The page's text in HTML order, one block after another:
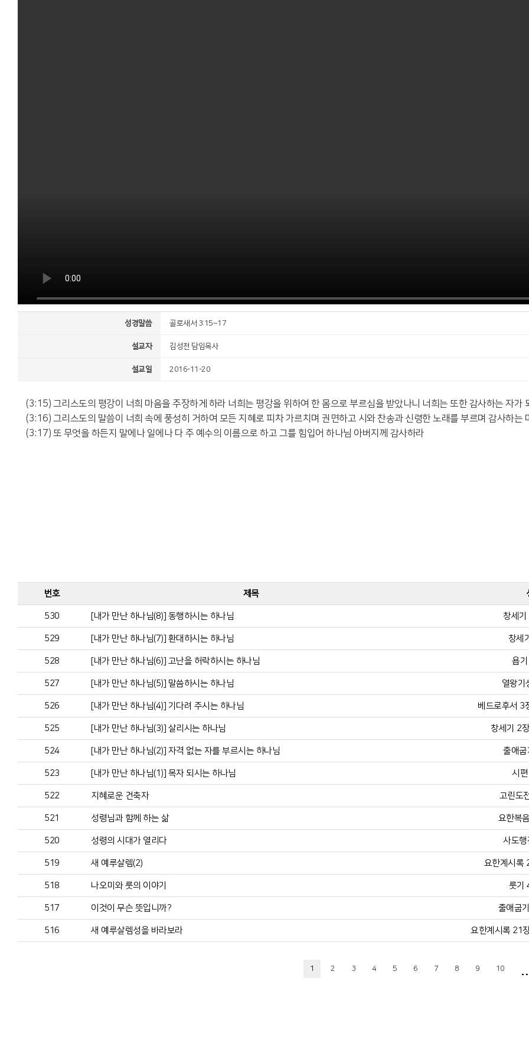
성경말씀 골로새서 3:15~17
설교자 김성천 담임목사
설교일 2016-11-20
(3:15) 그리스도의 평강이 너희 마음을 주장하게 하라 너희는 평강을 위하여 한 몸으로 부르심을 받았나니 너희는 또한 감사하는 자가
(3:16) 그리스도의 말씀이 너희 속에 풍성히 거하여 모든 지혜로 피차 가르치며 권면하고 시와 찬송과 신령한 노래를 부르며 감사하는
(3:17) 또 무엇을 하든지 말에나 일에나 다 주 예수의 이름으로 하고 그를 힘입어 하나님 아버지께 감사하라
번호 제목
530 [내가 만난 하나님(8)] 동행하시는 하나님 창세
529 [내가 만난 하나님(7)] 환대하시는 하나님 창세
528 [내가 만난 하나님(6)] 고난을 허락하시는 하나님 욥
527 [내가 만난 하나님(5)] 말씀하시는 하나님 열왕기
526 [내가 만난 하나님(4)] 기다려 주시는 하나님 베드로후서 3
525 [내가 만난 하나님(3)] 살리시는 하나님 창세기 2
524 [내가 만난 하나님(2)] 자격 없는 자를 부르시는 하나님 출애
523 [내가 만난 하나님(1)] 목자 되시는 하나님 시
522 지혜로운 건축자 고린도
521 성령님과 함께 하는 삶 요한복
520 성령의 시대가 열리다 사도
519 새 예루살렘(2) 요한계시록
518 나오미와 룻의 이야기 룻기
517 이것이 무슨 뜻입니까? 출애굽
516 새 예루살렘성을 바라보라 요한계시록 21
1 2 3 4 5 6 7 8 9 10